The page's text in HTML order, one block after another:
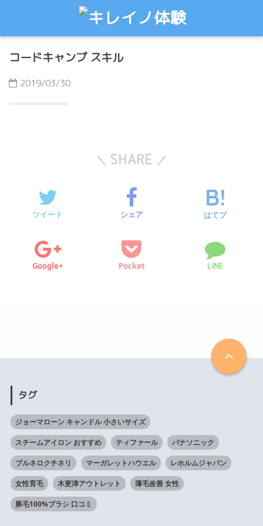
コードキャンプ スキル
2019/03/30
SHARE
ツイート シェア はてブ
Google+ Pocket LINE
タグ
ジョーマローン キャンドル 小さいサイズ
スチームアイロン おすすめ ティファール パナソニック
ブルネロクチネリ マーガレットハウエル レホルムジャパン
女性育毛 木更津アウトレット 薄毛改善 女性
豚毛100%ブラシ 口コミ